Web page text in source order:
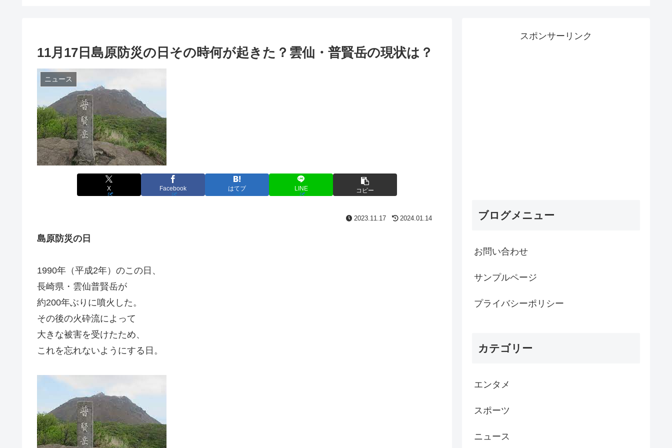
11月17日島原防災の日その時何が起きた？雲仙・普賢岳の現状は？
ニュース
X Facebook はてブ LINE コピー
2023.11.17 2024.01.14
島原防災の日
1990年（平成2年）のこの日、
長崎県・雲仙普賢岳が
約200年ぶりに噴火した。
その後の火砕流によって
大きな被害を受けたため、
これを忘れないようにする日。
スポンサーリンク
ブログメニュー
お問い合わせ
サンプルページ
プライバシーポリシー
カテゴリー
エンタメ
スポーツ
ニュース